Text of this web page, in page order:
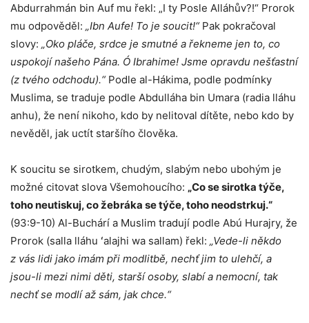
Abdurrahmán bin Auf mu řekl: „I ty Posle Alláhův?!“ Prorok
mu odpověděl: „Ibn Aufe! To je soucit!“Pak pokračoval
slovy: „Oko pláče, srdce je smutné a řekneme jen to, co
uspokojí našeho Pána. Ó Ibrahime! Jsme opravdu nešťastní
(z tvého odchodu).“Podle al-Hákima, podle podmínky
Muslima, se traduje podle Abdulláha bin Umara (radia lláhu
anhu), že není nikoho, kdo by nelitoval dítěte, nebo kdo by
nevěděl, jak uctít staršího člověka.
K soucitu se sirotkem, chudým, slabým nebo ubohým je
možné citovat slova Všemohoucího: „Co se sirotka týče,
toho neutiskuj, co žebráka se týče, toho neodstrkuj.“
(93:9-10) Al-Buchárí a Muslim tradují podle Abú Hurajry, že
Prorok (salla lláhu ʻalajhi wa sallam) řekl: „Vede-li někdo
z vás lidi jako imám při modlitbě, nechť jim to ulehčí, a
jsou-li mezi nimi děti, starší osoby, slabí a nemocní, tak
nechť se modlí až sám, jak chce.“